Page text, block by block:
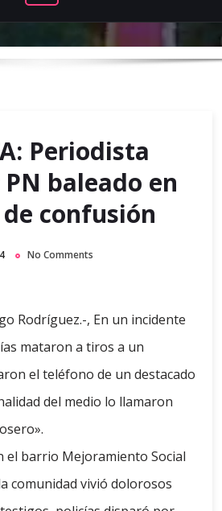
Periodista
baleado en
confusión
No Comments
Rodríguez.-, En un incidente
mataron a tiros a un
el teléfono de un destacado
del medio lo llamaron
el barrio Mejoramiento Social
comunidad vivió dolorosos